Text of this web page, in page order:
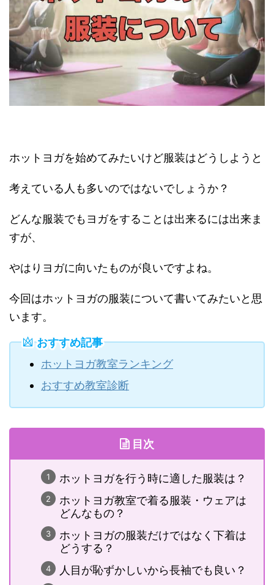
ホットヨガを始めてみたいけど服装はどうしようと
考えている人も多いのではないでしょうか？
どんな服装でもヨガをすることは出来るには出来ま
すが、
やはりヨガに向いたものが良いですよね。
今回はホットヨガの服装について書いてみたいと思
います。
おすすめ記事
ホットヨガ教室ランキング
おすすめ教室診断
目次
ホットヨガを行う時に適した服装は？
ホットヨガ教室で着る服装・ウェアは
どんなもの？
ホットヨガの服装だけではなく下着は
どうする？
人目が恥ずかしいから長袖でも良い？